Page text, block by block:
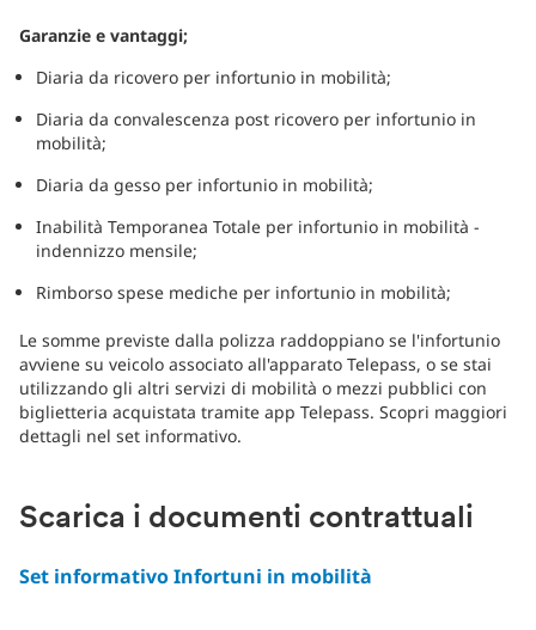
Garanzie e vantaggi;
Diaria da ricovero per infortunio in mobilità;
Diaria da convalescenza post ricovero per infortunio in
mobilità;
Diaria da gesso per infortunio in mobilità;
Inabilità Temporanea Totale per infortunio in mobilità -
indennizzo mensile;
Rimborso spese mediche per infortunio in mobilità;
Le somme previste dalla polizza raddoppiano se l'infortunio
avviene su veicolo associato all'apparato Telepass, o se stai
utilizzando gli altri servizi di mobilità o mezzi pubblici con
biglietteria acquistata tramite app Telepass. Scopri maggiori
dettagli nel set informativo.
Scarica i documenti contrattuali
Set informativo Infortuni in mobilità